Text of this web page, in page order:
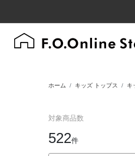
ホーム キッズ トップス キ
対象商品数
522件